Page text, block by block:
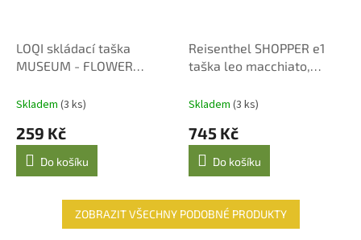
LOQI skládací taška
MUSEUM - FLOWER
GOGH
Skladem (3 ks)
259 Kč
Do košíku
Reisenthel SHOPPER e1
taška leo macchiato,
Skladem (3 ks)
745 Kč
Do košíku
ZOBRAZIT VŠECHNY PODOBNÉ PRODUKTY